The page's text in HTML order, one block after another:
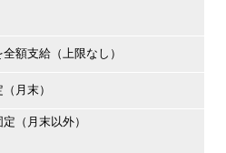
額支給（上限なし）
月末）
（月末以外）